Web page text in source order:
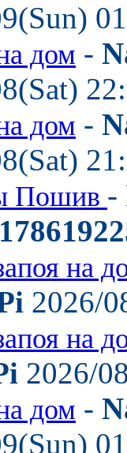
дом -
дом -
Пошив -
на
2026/
на
2026/
дом -